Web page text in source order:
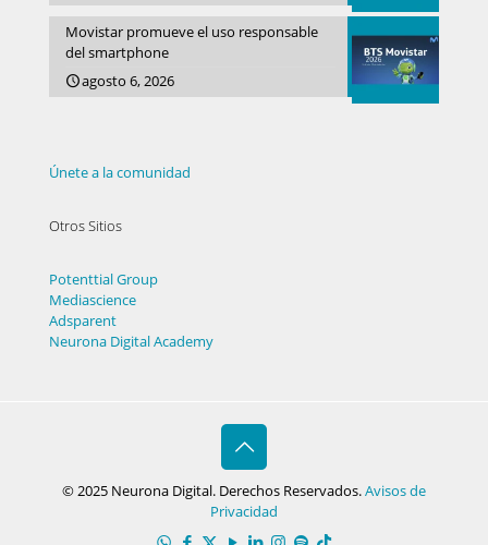
Movistar promueve el uso responsable
del smartphone
agosto 6, 2026
Únete a la comunidad
Otros Sitios
Potenttial Group
Mediascience
Adsparent
Neurona Digital Academy
© 2025 Neurona Digital. Derechos Reservados.Avisos de
Privacidad